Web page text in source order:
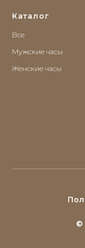
Каталог
Все
Мужские часы
Женские часы
©